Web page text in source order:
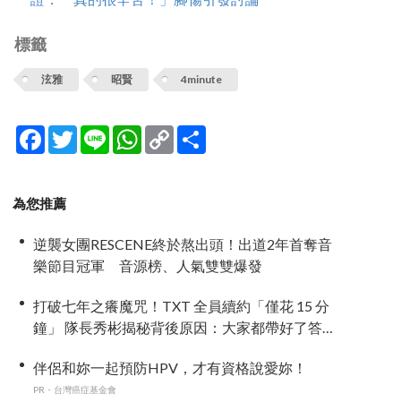
標籤
泫雅 昭賢 4minute
Facebook
TwitterLine WhatsApp
Copy
Link
為您推薦
逆襲女團RESCENE終於熬出頭！出道2年首奪音
樂節目冠軍 音源榜、人氣雙雙爆發
打破七年之癢魔咒！TXT 全員續約「僅花 15 分
鐘」 隊長秀彬揭秘背後原因：大家都帶好了答
伴侶和妳一起預防HPV，才有資格說愛妳！
PR・台灣癌症基金會